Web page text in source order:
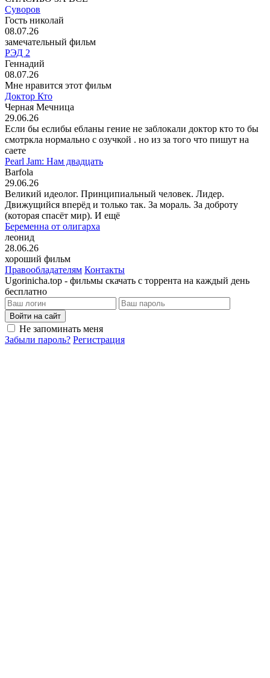
Суворов
Гость николай
08.07.26
замечательный фильм
РЭД 2
Геннадий
08.07.26
Мне нравится этот фильм
Доктор Кто
Черная Мечница
29.06.26
Если бы еслибы ебланы гение не заблокали доктор кто то бы
смотркла нормально с озучкой . но из за того что пишут на
саете
Pearl Jam: Нам двадцать
Barfola
29.06.26
Великий идеолог. Принципиальный человек. Лидер.
Движущийся вперёд и только так. За мораль. За доброту
(которая спасёт мир). И ещё
Беременна от олигарха
леонид
28.06.26
хороший фильм
Правообладателям Контакты
Ugorinicha.top - фильмы скачать с торрента на каждый день
бесплатно
Войти на сайт
Не запоминать меня
Забыли пароль? Регистрация